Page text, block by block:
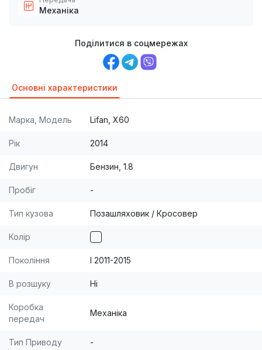
Механіка
Поділитися в соцмережах
Основні характеристики
Марка, Модель Lifan, X60
Рік 2014
Двигун Бензин, 1.8
Пробіг -
Тип кузова Позашляховик / Кросовер
Колір
Покоління I 2011-2015
В розшуку Ні
Коробка
передач
Механіка
Тип Приводу -